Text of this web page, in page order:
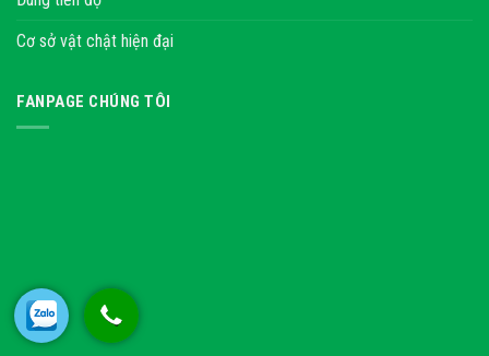
Cơ sở vật chật hiện đại
FANPAGE CHÚNG TÔI